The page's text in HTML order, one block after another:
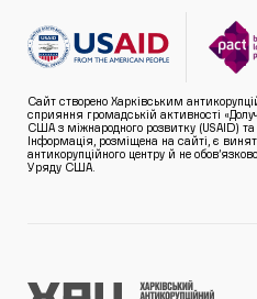
Сайт створено Харківським
сприяння громадській активності
США з міжнародного розвитку (USAID) та
Інформація, розміщена на сайті, є
антикорупційного центру й не
Уряду США.